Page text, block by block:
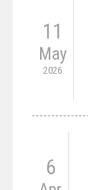
11
May
2026
6